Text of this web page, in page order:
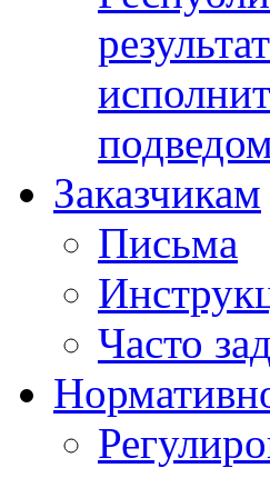
Заказчикам
Письма
Часто